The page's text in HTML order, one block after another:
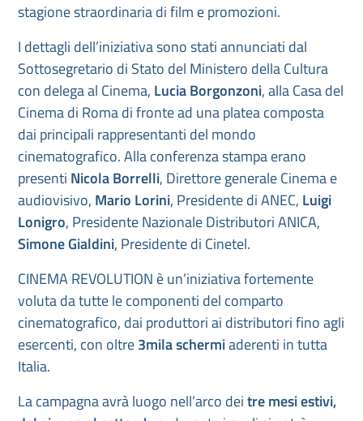
stagione straordinaria di film e promozioni.
I dettagli dell’iniziativa sono stati annunciati dal
Sottosegretario di Stato del Ministero della Cultura
con delega al Cinema, Lucia Borgonzoni, alla Casa del
Cinema di Roma di fronte ad una platea composta
dai principali rappresentanti del mondo
cinematografico. Alla conferenza stampa erano
presenti Nicola Borrelli, Direttore generale Cinema e
audiovisivo, Mario Lorini, Presidente di ANEC, Luigi
Lonigro, Presidente Nazionale Distributori ANICA,
Simone Gialdini, Presidente di Cinetel.
CINEMA REVOLUTION è un’iniziativa fortemente
voluta da tutte le componenti del comparto
cinematografico, dai produttori ai distributori fino agli
esercenti, con oltre3mila schermiaderenti in tutta
Italia.
La campagna avrà luogo nell’arco deitre mesi estivi,